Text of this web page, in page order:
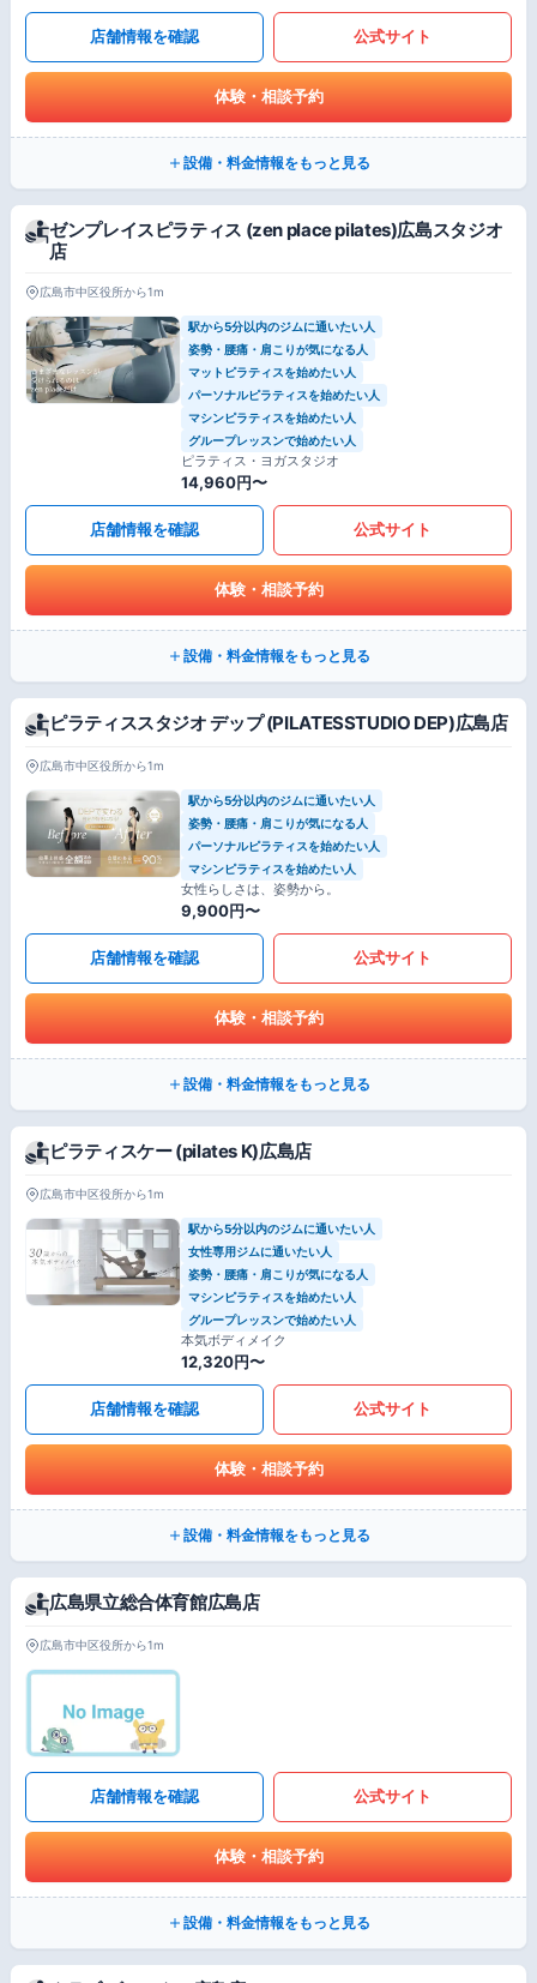
店舗情報を確認 公式サイト
体験・相談予約
設備・料金情報をもっと見る
ゼンプレイスピラティス (zen place pilates)広島スタジオ
店
広島市中区役所から1m
駅から5分以内のジムに通いたい人
姿勢・腰痛・肩こりが気になる人
マットピラティスを始めたい人
パーソナルピラティスを始めたい人
マシンピラティスを始めたい人
グループレッスンで始めたい人
ピラティス・ヨガスタジオ
14,960円〜
店舗情報を確認 公式サイト
体験・相談予約
設備・料金情報をもっと見る
ピラティススタジオ デップ (PILATESSTUDIO DEP)広島店
広島市中区役所から1m
駅から5分以内のジムに通いたい人
姿勢・腰痛・肩こりが気になる人
パーソナルピラティスを始めたい人
マシンピラティスを始めたい人
女性らしさは、姿勢から。
9,900円〜
店舗情報を確認 公式サイト
体験・相談予約
設備・料金情報をもっと見る
ピラティスケー (pilates K)広島店
広島市中区役所から1m
駅から5分以内のジムに通いたい人
女性専用ジムに通いたい人
姿勢・腰痛・肩こりが気になる人
マシンピラティスを始めたい人
グループレッスンで始めたい人
本気ボディメイク
12,320円〜
店舗情報を確認 公式サイト
体験・相談予約
設備・料金情報をもっと見る
広島県立総合体育館広島店
広島市中区役所から1m
店舗情報を確認 公式サイト
体験・相談予約
設備・料金情報をもっと見る